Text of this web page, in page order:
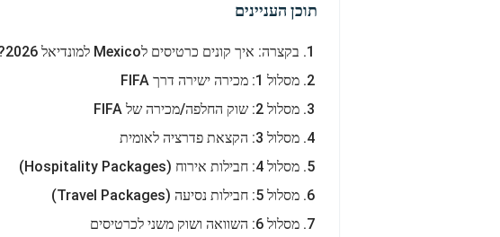
תוכן העניינים
בקצרה: איך קונים כרטיסים לMexico למונדיאל 2026?
מסלול 1: מכירה ישירה דרך FIFA
מסלול 2: שוק החלפה/מכירה של FIFA
מסלול 3: הקצאת פדרציה לאומית
מסלול 4: חבילות אירוח (Hospitality Packages)
מסלול 5: חבילות נסיעה (Travel Packages)
מסלול 6: השוואה ושוק משני לכרטיסים